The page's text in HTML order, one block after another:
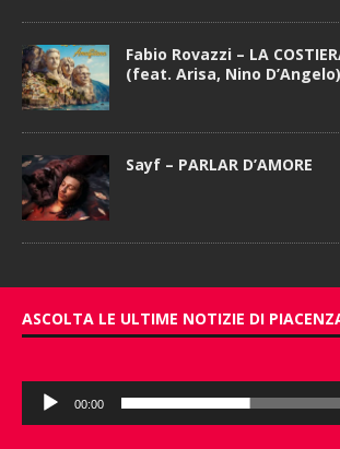
Fabio Rovazzi – LA
(feat. Arisa, Nino D’Angelo)
Sayf – PARLAR D’AMORE
ASCOLTA LE ULTIME NOTIZIE DI
Audio
Player
00:00